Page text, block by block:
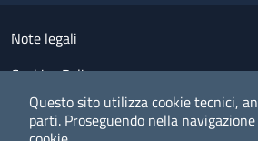
Questo sito utilizza cookie tecnici,
parti. Proseguendo nella
Small prints
Note legali
Cookies Policy
Policy privacy e protezione del dato